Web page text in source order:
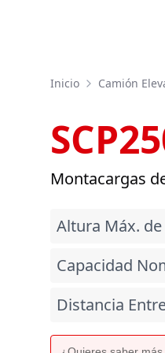
Inicio Camión
Montacargas
Altura Máx.
Capacidad
Distancia